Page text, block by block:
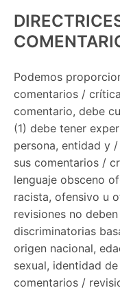
Podemos
comentarios /
comentario, debe
(1) debe tener
persona, entidad y
sus comentarios /
lenguaje obsceno
racista, ofensivo u
revisiones no
discriminatorias
origen nacional,
sexual, identidad
comentarios /